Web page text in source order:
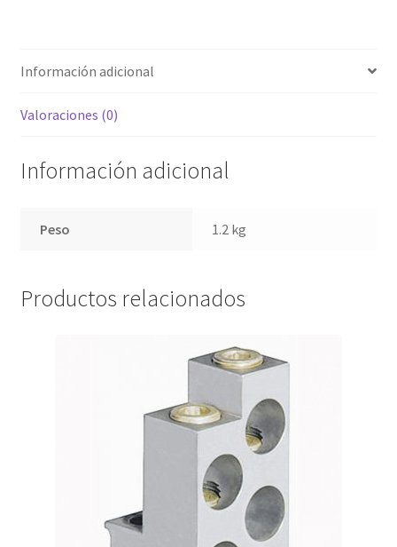
Información adicional
Valoraciones (0)
Información adicional
Peso 1.2 kg
Productos relacionados